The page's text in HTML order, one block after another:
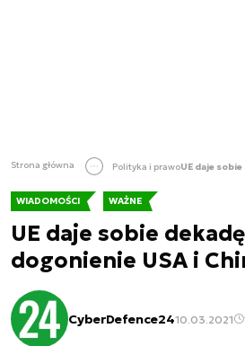
Strona główna Polityka i prawo
WIADOMOŚCI WAŻNE
UE daje sobie
dogonienie USA i
CyberDefence2410.03.2021